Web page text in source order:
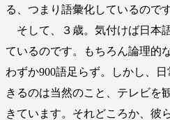
る、つまり語彙化しているのです
そして、３歳。気付けば日本
ているのです。もちろん論理的
わずか900語足らず。しかし、
きるのは当然のこと、テレビを
きています。それどころか、彼